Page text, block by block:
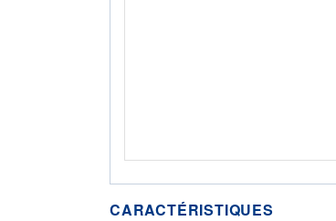
CARACTÉRISTIQUES